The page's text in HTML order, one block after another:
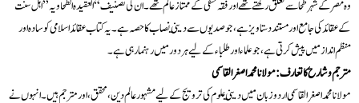
وہ مصر کے شہر طحا سے تعلق رکھتے تھے اور فقہ حنفی کے ممتاز عالم تھے۔ ان کی تصنيف “العقيدہ الطحاويہ” اہل سنت
کے عقائد کی جامع اور مستند دستاويز ہے، جو صدیوں سے ديني نصاب کا حصہ ہے۔ يہ کتاب عقائد اسلامی کو سادہ اور
منظم انداز ميں پيش کرتی ہے، جو علماء اور طلباء کے ليے ہر دور ميں رہنما رہی ہے۔
مترجم و شارح کا تعارف: مولانا محمد اصغر القاسمی
مولانا محمد اصغر القاسمی اردو زبان ميں ديني علوم کی ترویج کے ليے مشہور عالم دين، محقق، اور مترجم ہيں۔ انہوں نے